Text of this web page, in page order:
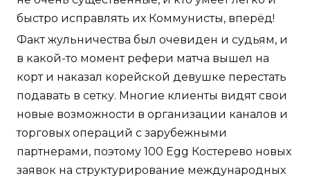
быстро исправлять их Коммунисты, вперёд!
Факт жульничества был очевиден и судьям, и
в какой-то момент рефери матча вышел на
корт и наказал корейской девушке перестать
подавать в сетку. Многие клиенты видят свои
новые возможности в организации каналов и
торговых операций с зарубежными
партнерами, поэтому 100 Egg Костерево новых
заявок на структурирование международных